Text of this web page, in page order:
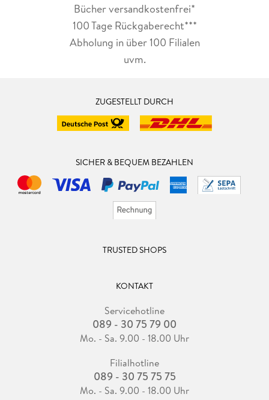
Bücher versandkostenfrei*
100 Tage Rückgaberecht***
Abholung in über 100 Filialen
uvm.
ZUGESTELLT DURCH
SICHER & BEQUEM BEZAHLEN
TRUSTED SHOPS
KONTAKT
Servicehotline
089 - 30 75 79 00
Mo. - Sa. 9.00 - 18.00 Uhr
Filialhotline
089 - 30 75 75 75
Mo. - Sa. 9.00 - 18.00 Uhr